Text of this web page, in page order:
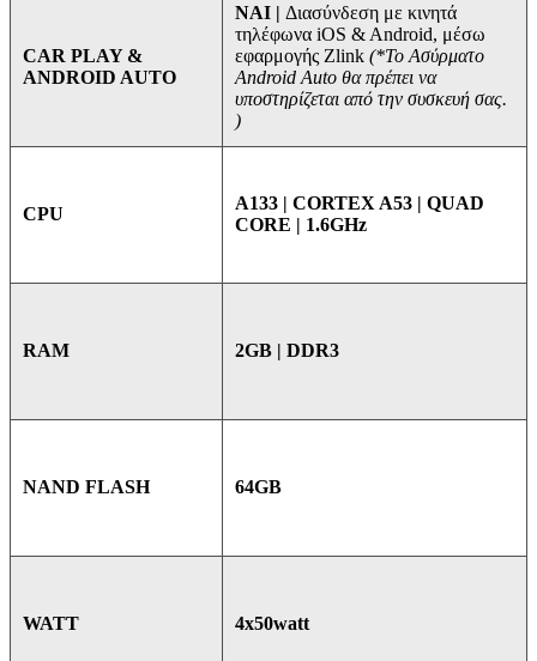
CAR PLAY &
ANDROID AUTO
ΝΑΙ | Διασύνδεση με κινητά
τηλέφωνα iOS & Android, μέσω
εφαρμογής Zlink (*Το Ασύρματο
Android Auto θα πρέπει να
υποστηρίζεται από την συσκευή σας.
)
CPU
A133 | CORTEX A53 | QUAD
CORE | 1.6GHz
RAM 2GB | DDR3
NAND FLASH 64GB
WATT 4x50watt